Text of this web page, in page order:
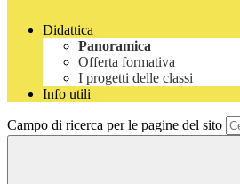
Didattica
Panoramica
Offerta formativa
I progetti delle classi
Info utili
Campo di ricerca per le pagine del sito